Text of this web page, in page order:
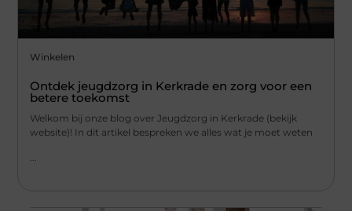
Winkelen
Ontdek jeugdzorg in Kerkrade en zorg voor een
betere toekomst
Welkom bij onze blog over Jeugdzorg in Kerkrade (bekijk
website)! In dit artikel bespreken we alles wat je moet weten
...